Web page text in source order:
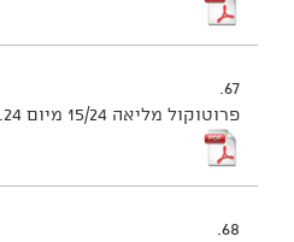
67.
פרוטוקול מליאה 15/24 מיום 8.10.24 - נגיש
68.